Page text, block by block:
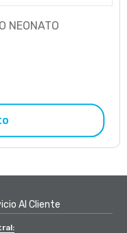
NEONATO
Al Cliente